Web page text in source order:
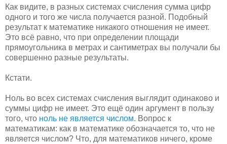
Как видите, в разных системах счисления сумма цифр
одного и того же числа получается разной. Подобный
результат к математике никакого отношения не имеет.
Это всё равно, что при определении площади
прямоугольника в метрах и сантиметрах вы получали бы
совершенно разные результаты.
Кстати.
Ноль во всех системах счисления выглядит одинаково и
суммы цифр не имеет. Это ещё один аргумент в пользу
того, что ноль не является числом. Вопрос к
математикам: как в математике обозначается то, что не
является числом? Что, для математиков ничего, кроме